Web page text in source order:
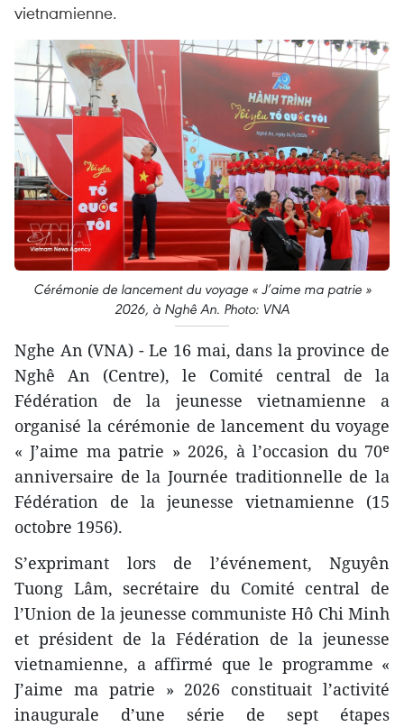
vietnamienne.
Cérémonie de lancement du voyage « J’aime ma patrie »
2026, à Nghê An. Photo: VNA
Nghe An (VNA) - Le 16 mai, dans la province de
Nghê An (Centre), le Comité central de la
Fédération de la jeunesse vietnamienne a
organisé la cérémonie de lancement du voyage
« J’aime ma patrie » 2026, à l’occasion du 70ᵉ
anniversaire de la Journée traditionnelle de la
Fédération de la jeunesse vietnamienne (15
octobre 1956).
S’exprimant lors de l’événement, Nguyên
Tuong Lâm, secrétaire du Comité central de
l’Union de la jeunesse communiste Hô Chi Minh
et président de la Fédération de la jeunesse
vietnamienne, a affirmé que le programme «
J’aime ma patrie » 2026 constituait l’activité
inaugurale d’une série de sept étapes